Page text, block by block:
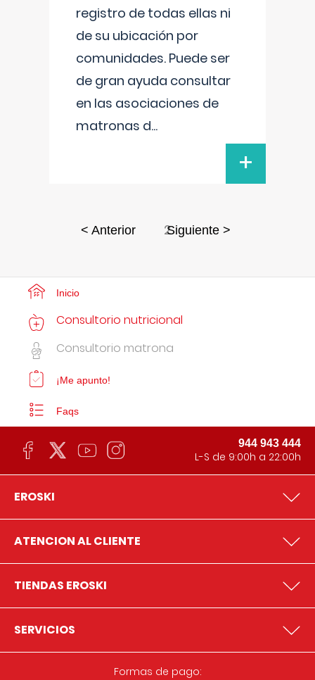
registro de todas ellas ni
de su ubicación por
comunidades. Puede ser
de gran ayuda consultar
en las asociaciones de
matronas d...
+
< Anterior 2Siguiente >
Inicio
Consultorio nutricional
Consultorio matrona
¡Me apunto!
Faqs
944 943 444
L-S de 9:00h a 22:00h
EROSKI
ATENCION AL CLIENTE
TIENDAS EROSKI
SERVICIOS
Formas de pago: